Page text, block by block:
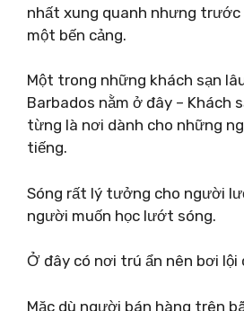
nhất xung quanh nhưng
một bến cảng.
Một trong những khách sạn
Barbados nằm ở đây – Khách
từng là nơi dành cho những
tiếng.
Sóng rất lý tưởng cho người
người muốn học lướt sóng.
Ở đây có nơi trú ẩn nên bơi lội
Mặc dù người bán hàng trên